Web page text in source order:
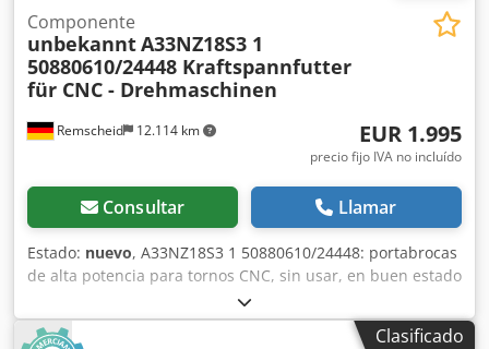
Remscheid 12.114 km
Componente
unbekanntA33NZ18S3 1
50880610/24448 Kraftspannfutter
für CNC - Drehmaschinen
EUR 1.995
precio fijo IVA no incluído
Consultar Llamar
Estado: nuevo, A33NZ18S3 1 50880610/24448: portabrocas
de alta potencia para tornos CNC, sin usar, en buen estado
de conservación, 100 % funcional. El alcance del
suministro se indica en las fotos. Dodpfozr Tc Hjx Adzock
Clasificado